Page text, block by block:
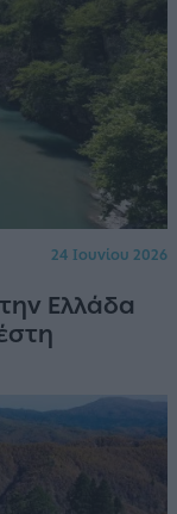
24 Ιουνίου 2026
Ελλάδα